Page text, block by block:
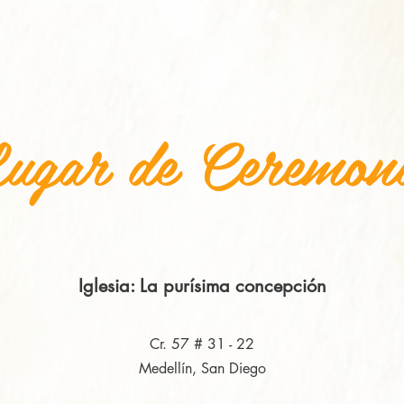
de
Iglesia: La purísima concepción
Cr. 57 # 31 - 22
Medellín, San Diego